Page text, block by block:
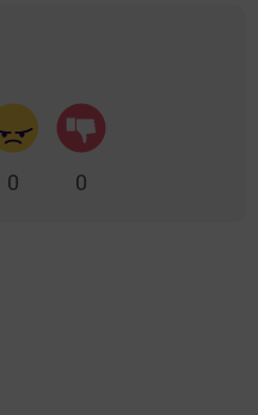
0 0